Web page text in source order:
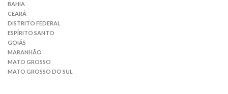
BAHIA
CEARÁ
DISTRITO FEDERAL
ESPÍRITO SANTO
GOIÁS
MARANHÃO
MATO GROSSO
MATO GROSSO DO SUL